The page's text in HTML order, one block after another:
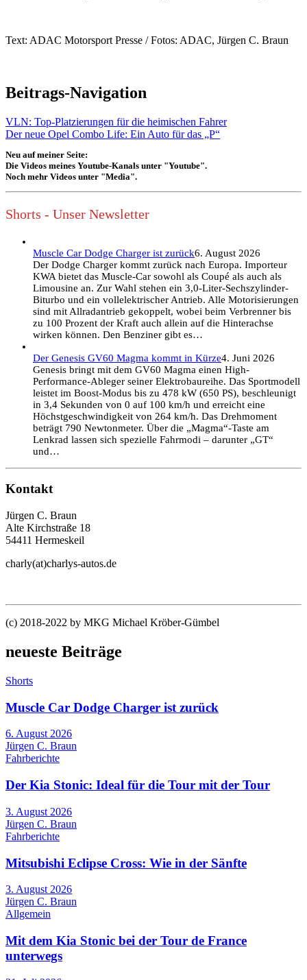
Text: ADAC Motorsport Presse / Fotos: ADAC, Jürgen C. Braun
Beitrags-Navigation
VLN: Top-Platzierungen für die heimischen Fahrer
Der neue Opel Combo Life: Ein Auto für das „P“
Neu auf meiner Seite:
Die Videos meines Youtube-Kanals unter "Youtube".
Noch mehr Videos unter "Media".
Shorts - Unser Newsletter
Muscle Car Dodge Charger ist zurück6. August 2026
Der Dodge Charger kommt zurück nach Europa. Importeur
KWA bietet das Muscle-Car sowohl als Coupé als auch als
Limousine an. Zur Wahl stehen ein 3,0-Liter-Sechszylinder-
Biturbo und ein vollelektrischer Antrieb. Alle Motorisierungen
sind mit Allradantrieb gekoppelt, wobei beim Verbrenner bis
zu 100 Prozent der Kraft auch allein auf die Hinterachse
wirken können. Den Benziner gibt es…
Der Genesis GV60 Magma kommt in Kürze4. Juni 2026
Genesis bringt mit dem GV60 Magma einen High-
Performance-Ableger seiner Elektrobaureihe. Das Sportmodell
leistet im Boost-Modus bis zu 478 kW (650 PS), beschleunigt
in 3,4 Sekunden von 0 auf 100 km/h und erreicht eine
Höchstgeschwindigkeit von 264 km/h. Das Drehmoment
beträgt 790 Newtonmeter. Über die „Magma“-Taste am
Lenkrad lassen sich spezielle Fahrmodi – darunter „GT“
und…
Kontakt
Jürgen C. Braun
Alte Kirchstraße 18
54411 Hermeskeil
charly(at)charlys-autos.de
(c) 2018-2022 by MKG Michael Kröber-Gümbel
neueste Beiträge
Shorts
Muscle Car Dodge Charger ist zurück
6. August 2026
Jürgen C. Braun
Fahrberichte
Der Kia Stonic: Ideal für die Tour mit der Tour
3. August 2026
Jürgen C. Braun
Fahrberichte
Mitsubishi Eclipse Cross: Wie in der Sänfte
3. August 2026
Jürgen C. Braun
Allgemein
Mit dem Kia Stonic bei der Tour de France
unterwegs